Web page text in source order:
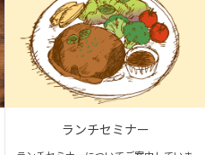
ランチセミナー